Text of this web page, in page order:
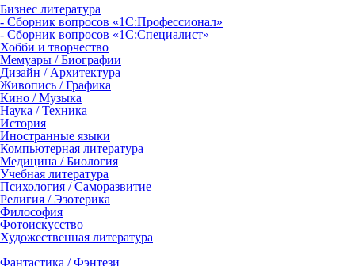
Бизнес литература
- Сборник вопросов «1С:Профессионал»
- Сборник вопросов «1С:Специалист»
Хобби и творчество
Мемуары / Биографии
Дизайн / Архитектура
Живопись / Графика
Кино / Музыка
Наука / Техника
История
Иностранные языки
Компьютерная литература
Медицина / Биология
Учебная литература
Психология / Саморазвитие
Религия / Эзотерика
Философия
Фотоискусство
Художественная литература
Фантастика / Фэнтези